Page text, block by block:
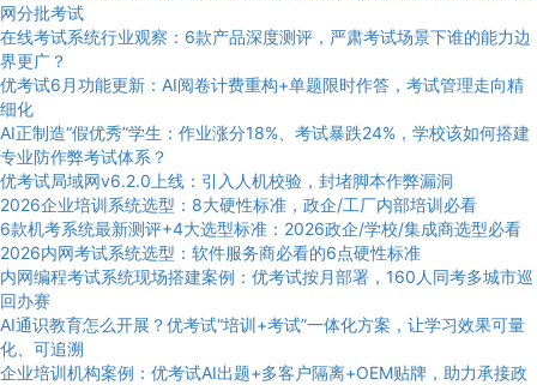
网分批考试
在线考试系统行业观察：6款产品深度测评，严肃考试场景下谁的能力边
界更广？
优考试6月功能更新：AI阅卷计费重构+单题限时作答，考试管理走向精
细化
AI正制造“假优秀”学生：作业涨分18%、考试暴跌24%，学校该如何搭建
专业防作弊考试体系？
优考试局域网v6.2.0上线：引入人机校验，封堵脚本作弊漏洞
2026企业培训系统选型：8大硬性标准，政企/工厂内部培训必看
6款机考系统最新测评+4大选型标准：2026政企/学校/集成商选型必看
2026内网考试系统选型：软件服务商必看的6点硬性标准
内网编程考试系统现场搭建案例：优考试按月部署，160人同考多城市巡
回办赛
AI通识教育怎么开展？优考试“培训+考试”一体化方案，让学习效果可量
化、可追溯
企业培训机构案例：优考试AI出题+多客户隔离+OEM贴牌，助力承接政